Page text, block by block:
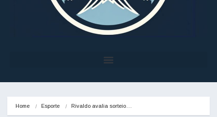
Home Esporte Rivaldo avalia sorteio…